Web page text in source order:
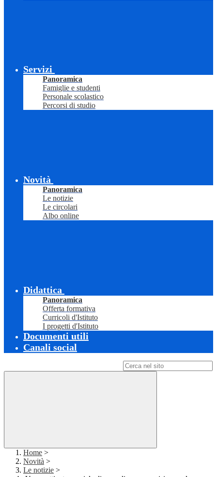
Servizi
Panoramica
Famiglie e studenti
Personale scolastico
Percorsi di studio
Novità
Panoramica
Le notizie
Le circolari
Albo online
Didattica
Panoramica
Offerta formativa
Curricoli d'Istituto
I progetti d'Istituto
Documenti utili
Canali social
Home >
Novità >
Le notizie >